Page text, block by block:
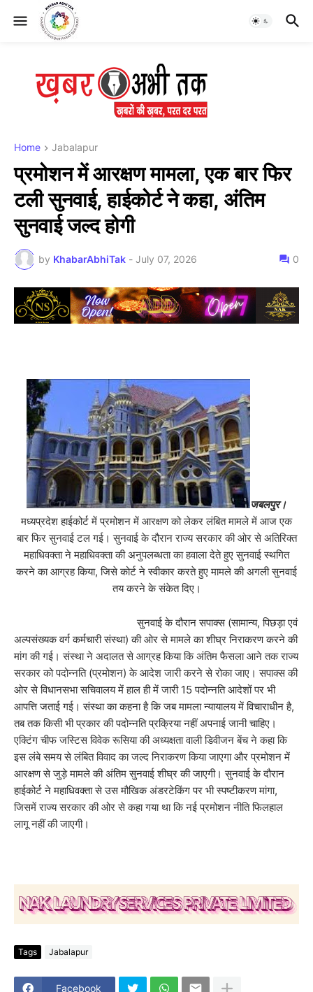
Home Jabalapur
प्रमोशन में आरक्षण मामला, एक बार फिर
टली सुनवाई, हाईकोर्ट ने कहा, अंतिम
सुनवाई जल्द होगी
by KhabarAbhiTak - July 07, 2026 0
जबलपुर।
मध्यप्रदेश हाईकोर्ट में प्रमोशन में आरक्षण को लेकर लंबित मामले में आज एक
बार फिर सुनवाई टल गई। सुनवाई के दौरान राज्य सरकार की ओर से अतिरिक्त
महाधिवक्ता ने महाधिवक्ता की अनुपलब्धता का हवाला देते हुए सुनवाई स्थगित
करने का आग्रह किया, जिसे कोर्ट ने स्वीकार करते हुए मामले की अगली सुनवाई
तय करने के संकेत दिए।
सुनवाई के दौरान सपाक्स (सामान्य, पिछड़ा एवं
अल्पसंख्यक वर्ग कर्मचारी संस्था) की ओर से मामले का शीघ्र निराकरण करने की
मांग की गई। संस्था ने अदालत से आग्रह किया कि अंतिम फैसला आने तक राज्य
सरकार को पदोन्नति (प्रमोशन) के आदेश जारी करने से रोका जाए। सपाक्स की
ओर से विधानसभा सचिवालय में हाल ही में जारी 15 पदोन्नति आदेशों पर भी
आपत्ति जताई गई। संस्था का कहना है कि जब मामला न्यायालय में विचाराधीन है,
तब तक किसी भी प्रकार की पदोन्नति प्रक्रिया नहीं अपनाई जानी चाहिए।
एक्टिंग चीफ जस्टिस विवेक रूसिया की अध्यक्षता वाली डिवीजन बेंच ने कहा कि
इस लंबे समय से लंबित विवाद का जल्द निराकरण किया जाएगा और प्रमोशन में
आरक्षण से जुड़े मामले की अंतिम सुनवाई शीघ्र की जाएगी। सुनवाई के दौरान
हाईकोर्ट ने महाधिवक्ता से उस मौखिक अंडरटेकिंग पर भी स्पष्टीकरण मांगा,
जिसमें राज्य सरकार की ओर से कहा गया था कि नई प्रमोशन नीति फिलहाल
लागू नहीं की जाएगी।
Tags Jabalapur
Facebook